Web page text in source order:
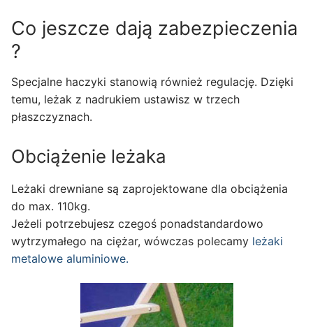
Co jeszcze dają zabezpieczenia
?
Specjalne haczyki stanowią również regulację. Dzięki
temu, leżak z nadrukiem ustawisz w trzech
płaszczyznach.
Obciążenie leżaka
Leżaki drewniane są zaprojektowane dla obciążenia
do max. 110kg.
Jeżeli potrzebujesz czegoś ponadstandardowo
wytrzymałego na ciężar, wówczas polecamy leżaki
metalowe aluminiowe.